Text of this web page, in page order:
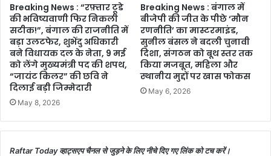
Breaking News : “रफ़्तार टूडे
की भविष्यवाणी फिर निकली
सटीक!”, बंगाल की राजनीति में
बड़ा उलटफेर, शुभेंदु अधिकारी
बने विधायक दल के नेता, 9 मई
को लेंगे मुख्यमंत्री पद की शपथ,
“जायंट किलर” की छवि ने
दिलाई बड़ी जिम्मेदारी
May 8, 2026
Breaking News : बंगाल में
बीजेपी की जीत के पीछे ‘मौन
रणनीति’ का मास्टरमाइंड,
सुनील बंसल ने बदली चुनावी
दिशा, संगठन को बूथ स्तर तक
किया मजबूत, महिला और
स्थानीय मुद्दों पर खास फोकस
May 6, 2026
Raftar Today व्हाट्सएप चैनल से जुड़ने के लिए नीचे दिए गए लिंक को टच करें।